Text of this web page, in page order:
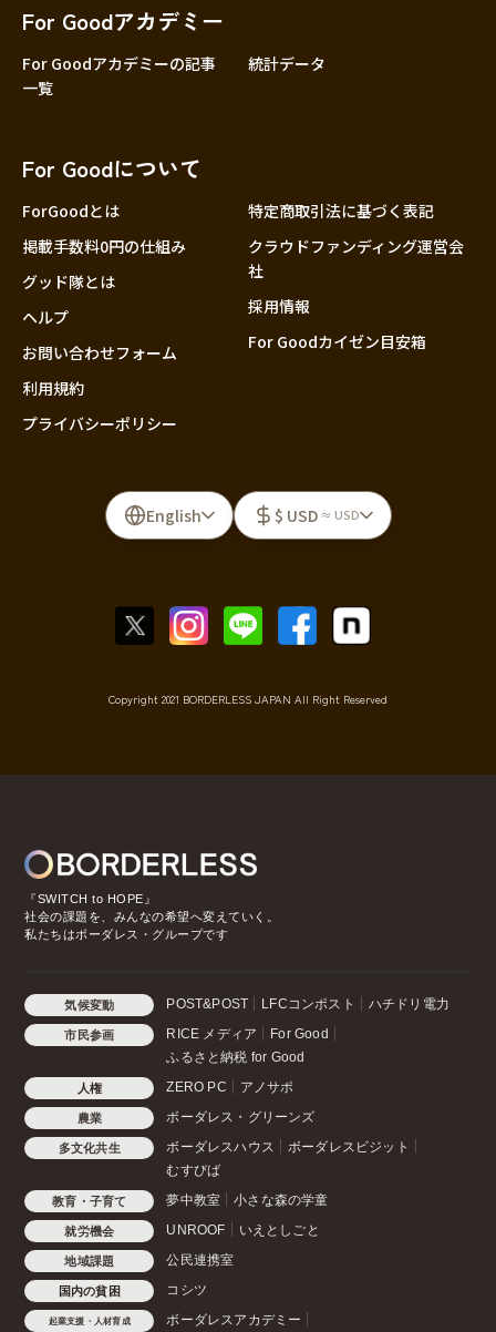
For Goodアカデミー
For Goodアカデミーの記事
一覧
統計データ
For Goodについて
ForGoodとは
掲載手数料0円の仕組み
グッド隊とは
ヘルプ
お問い合わせフォーム
利用規約
プライバシーポリシー
特定商取引法に基づく表記
クラウドファンディング運営会
社
採用情報
For Goodカイゼン目安箱
English $ USD ≈ USD
Copyright 2021 BORDERLESS JAPAN All Right Reserved
『SWITCH to HOPE』
社会の課題を、みんなの希望へ変えていく。
私たちはボーダレス・グループです
気候変動 POST&POST LFCコンポスト ハチドリ電力
市民参画 RICE メディア
For Good
ふるさと納税 for Good
人権 ZERO PC アノサポ
農業 ボーダレス・グリーンズ
多文化共生 ボーダレスハウス
ボーダレスビジット
むすびば
教育・子育て 夢中教室 小さな森の学童
就労機会 UNROOF いえとしごと
地域課題 公民連携室
国内の貧困 コシツ
起業支援・人材育成 ボーダレスアカデミー